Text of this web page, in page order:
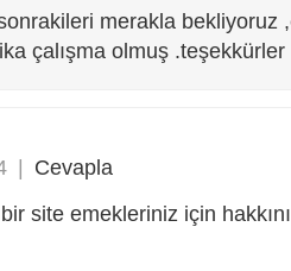
merakla bekliyoruz
çalışma olmuş .teşekkürler
| Cevapla
site emekleriniz için